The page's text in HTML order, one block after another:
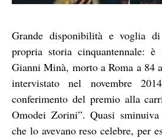
Grande disponibilità e voglia
propria storia cinquantennale:
Gianni Minà, morto a Roma a 84
intervistato nel novembre
conferimento del premio alla
Omodei Zorini”. Quasi
che lo avevano reso celebre, per